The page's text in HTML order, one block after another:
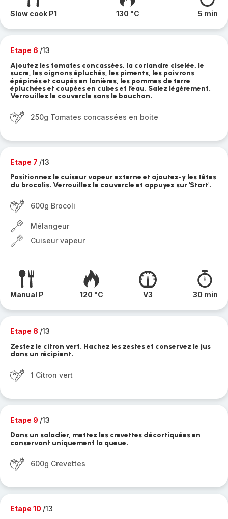
Slow cook P1 130 °C 5 min
Etape 6 /13
Ajoutez les tomates concassées, la coriandre ciselée, le
sucre, les oignons épluchés, les piments, les poivrons
épépinés et coupés en lanières, les pommes de terre
épluchées et coupées en cubes et l’eau. Salez légèrement.
Verrouillez le couvercle sans le bouchon.
250g Tomates concassées en boite
Etape 7 /13
Positionnez le cuiseur vapeur externe et ajoutez-y les têtes
du brocolis. Verrouillez le couvercle et appuyez sur 'Start'.
600g Brocoli
Mélangeur
Cuiseur vapeur
Manual P 120 °C V3 30 min
Etape 8 /13
Zestez le citron vert. Hachez les zestes et conservez le jus
dans un récipient.
1 Citron vert
Etape 9 /13
Dans un saladier, mettez les crevettes décortiquées en
conservant uniquement la queue.
600g Crevettes
Etape 10 /13